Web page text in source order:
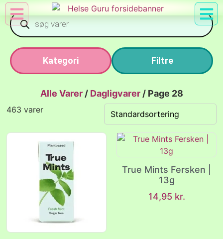
Kategori Filtre
Alle Varer / Dagligvarer /Page 28
463 varer
True Mints Fersken |
13g
14,95 kr.